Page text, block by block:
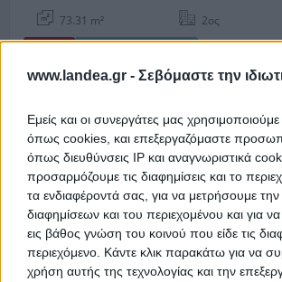
www.landea.gr - Σεβόμαστε την
Εμείς και οι συνεργάτες μας χρησιμοποιούμε
όπως cookies, και επεξεργαζόμαστε
όπως διευθύνσεις IP και αναγνωριστικά
προσαρμόζουμε τις διαφημίσεις και το
τα ενδιαφέροντά σας, για να μετρήσουμε
διαφημίσεων και του περιεχομένου και για
εις βάθος γνώση του κοινού που είδε τις
περιεχόμενο. Κάντε κλικ παρακάτω για να
χρήση αυτής της τεχνολογίας και την
73.31 m² 2ος
Πρώτη Προσφορά: